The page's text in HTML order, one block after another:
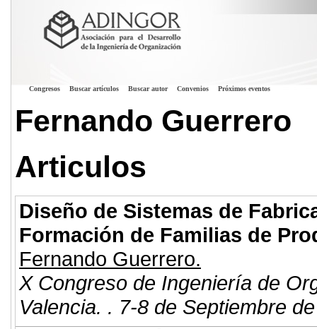
Congresos Buscar artículos Buscar autor Convenios Próximos eventos
Fernando Guerrero
Articulos
Diseño de Sistemas de
Formación de Familias de
Fernando Guerrero.
X Congreso de Ingeniería de
Valencia. . 7-8 de Septiembre